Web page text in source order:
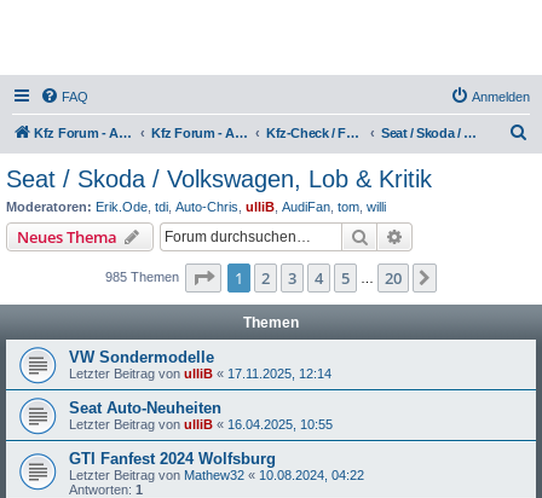
FAQ Anmelden
Kfz Forum - Auto, Motorrad und LKW Kfz Forum - Auto, Motorrad und LKW Kfz-Check / Fahrzeugbewertung / Lob & Tadel / Berichte & Erfahrungen Seat / Skoda / Volkswagen, Lob & Kritik
Seat / Skoda / Volkswagen, Lob & Kritik
Moderatoren: Erik.Ode tdi Auto-Chris ulliB AudiFan tom willi
Neues Thema Suche
985 Themen Seite 1von 20
1 2 3 4 5 20
Themen
VW Sondermodelle
Letzter Beitrag von ulliB « 17.11.2025, 12:14
Seat Auto-Neuheiten
Letzter Beitrag von ulliB « 16.04.2025, 10:55
GTI Fanfest 2024 Wolfsburg
Letzter Beitrag von Mathew32 « 10.08.2024, 04:22
Antworten: 1